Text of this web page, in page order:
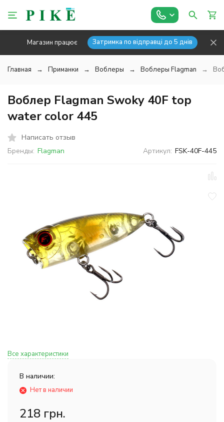
Магазин працює Затримка по відправці до 5 днів
Главная Приманки Воблеры Воблеры Flagman
Воблер Flagman Swoky 40F top
water color 445
Написать отзыв
Бренды: Flagman Артикул: FSK-40F-445
Все характеристики
В наличии:
Нет в наличии
218 грн.